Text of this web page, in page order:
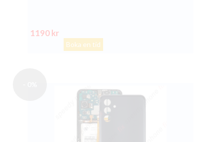
1190 kr
Boka en tid